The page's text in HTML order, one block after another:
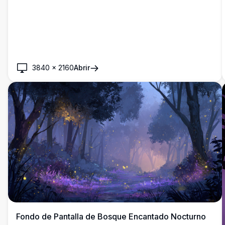
3840 × 2160Abrir
Fondo de Pantalla de Bosque Encantado Nocturno